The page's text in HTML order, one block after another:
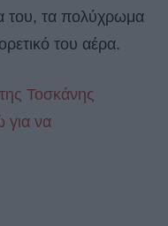
του, τα πολύχρωμα
του αέρα.
Τοσκάνης
για να